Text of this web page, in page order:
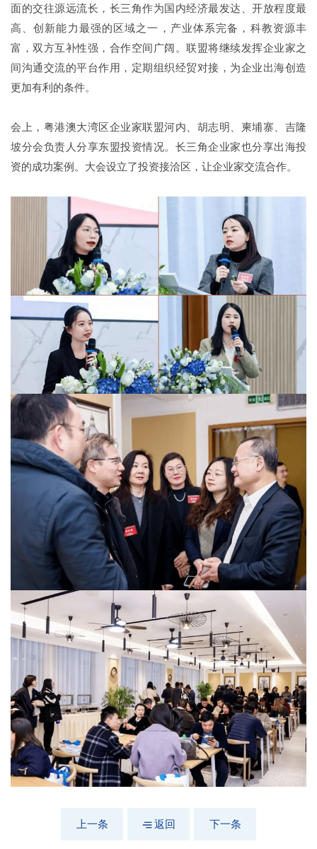
面的交往源远流长，长三角作为国内经济最发达、开放程度最
高、创新能力最强的区域之一，产业体系完备，科教资源丰
富，双方互补性强，合作空间广阔。联盟将继续发挥企业家之
间沟通交流的平台作用，定期组织经贸对接，为企业出海创造
更加有利的条件。
会上，粤港澳大湾区企业家联盟河内、胡志明、柬埔寨、吉隆
坡分会负责人分享东盟投资情况。长三角企业家也分享出海投
资的成功案例。大会设立了投资接洽区，让企业家交流合作。
上一条 返回 下一条